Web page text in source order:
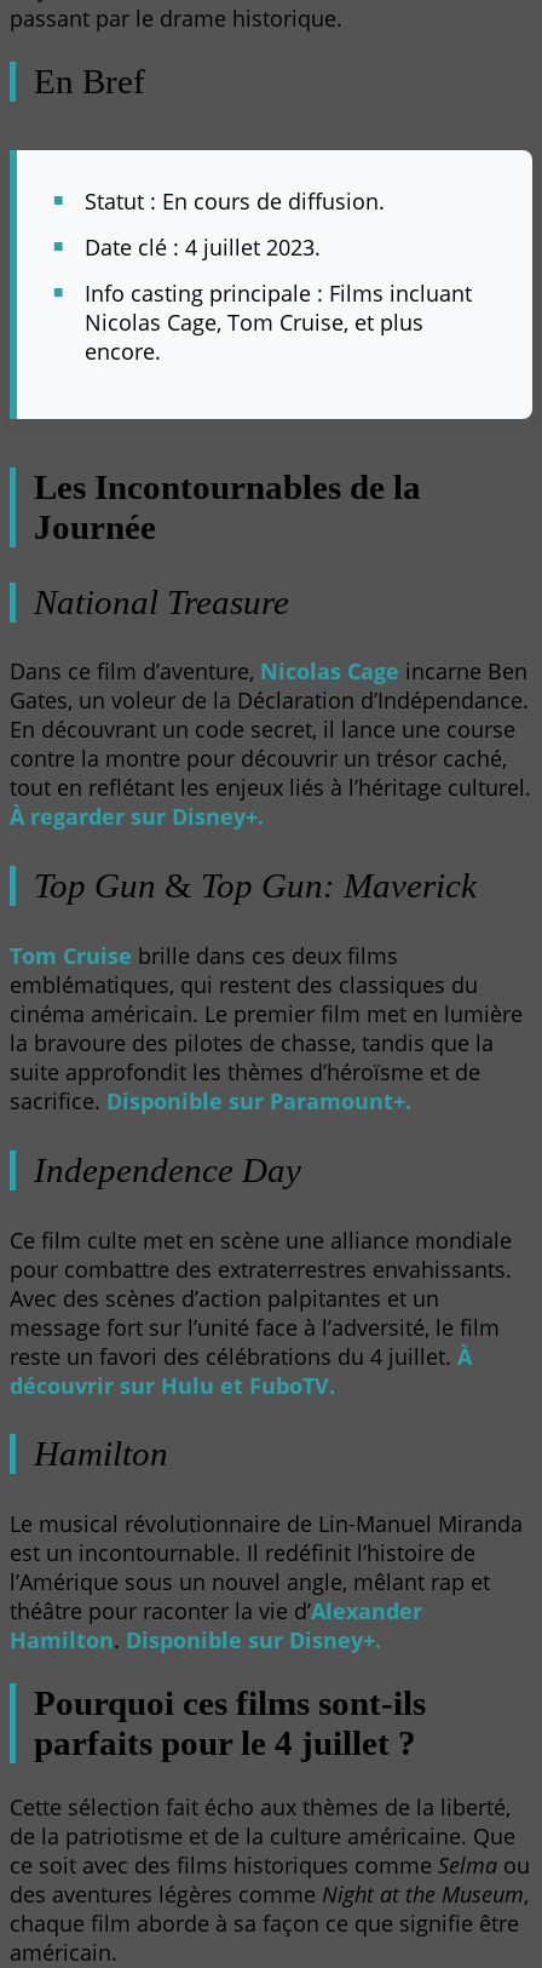
passant par le drame historique.
En Bref
Statut : En cours de diffusion.
Date clé : 4 juillet 2023.
Info casting principale : Films incluant
Nicolas Cage, Tom Cruise, et plus
encore.
Les Incontournables de la
Journée
National Treasure
Dans ce film d’aventure, Nicolas Cage incarne Ben
Gates, un voleur de la Déclaration d’Indépendance.
En découvrant un code secret, il lance une course
contre la montre pour découvrir un trésor caché,
tout en reflétant les enjeux liés à l’héritage culturel.
À regarder sur Disney+.
Top Gun & Top Gun: Maverick
Tom Cruise brille dans ces deux films
emblématiques, qui restent des classiques du
cinéma américain. Le premier film met en lumière
la bravoure des pilotes de chasse, tandis que la
suite approfondit les thèmes d’héroïsme et de
sacrifice. Disponible sur Paramount+.
Independence Day
Ce film culte met en scène une alliance mondiale
pour combattre des extraterrestres envahissants.
Avec des scènes d’action palpitantes et un
message fort sur l’unité face à l’adversité, le film
reste un favori des célébrations du 4 juillet. À
découvrir sur Hulu et FuboTV.
Hamilton
Le musical révolutionnaire de Lin-Manuel Miranda
est un incontournable. Il redéfinit l’histoire de
l’Amérique sous un nouvel angle, mêlant rap et
théâtre pour raconter la vie d’Alexander
Hamilton. Disponible sur Disney+.
Pourquoi ces films sont-ils
parfaits pour le 4 juillet ?
Cette sélection fait écho aux thèmes de la liberté,
de la patriotisme et de la culture américaine. Que
ce soit avec des films historiques comme Selma ou
des aventures légères comme Night at the Museum,
chaque film aborde à sa façon ce que signifie être
américain.